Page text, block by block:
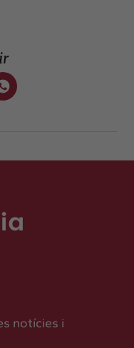
notícies i